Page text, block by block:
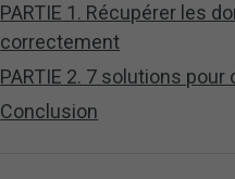
PARTIE 1. Récupérer les
correctement
PARTIE 2. 7 solutions
Conclusion